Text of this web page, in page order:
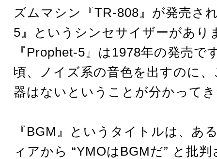
ズムマシン『TR-808』が発売さ
5』というシンセサイザーがあり
『Prophet-5』は1978年の発売で
頃、ノイズ系の音色を出すのに
器はないということが分かって
『BGM』というタイトルは、あ
ィアから “YMOはBGMだ” と批